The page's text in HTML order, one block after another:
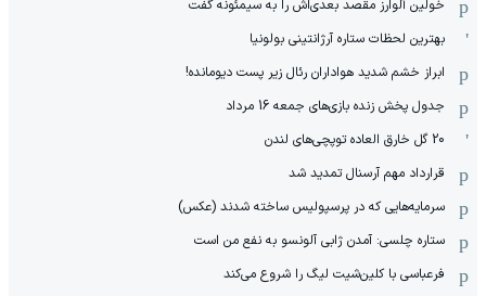
خولین آلوارز مقصد بعدی‌اش را به سیمئونه گفت
بهترین لحظات ستاره آرژانتینی بولونیا
ابراز خشم شدید هواداران رئال زیر پست دیومانده!
جدول پخش زنده بازی‌های جمعه 16 مرداد
20 گل خارق العاده توپچی‌های لندن
قرارداد مهم آرسنال تمدید شد
سرمایه‌هایی که در پرسپولیس ساخته شدند (عکس)
ستاره چلسی: آمدن ژابی آلونسو به نفع من است
فرعباسی با کلین‌شیت لیگ را شروع می‌کند